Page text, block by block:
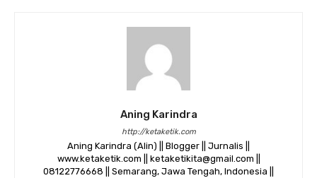
Aning Karindra
http://ketaketik.com
Aning Karindra (Alin) || Blogger || Jurnalis ||
www.ketaketik.com || ketaketikita@gmail.com ||
08122776668 || Semarang, Jawa Tengah, Indonesia ||